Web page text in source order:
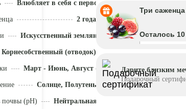
Влюбляет в себя с первой ягоды
2 года
Искусственный земляной ком
Корнесобственный (отводок)
Март - Июнь, Август - Октябрь
Солнце, Полутень
почвы (pH) Нейтральная (5,5 - 7)
Три саженца
Осталось 10
Дарите близким
Подарочный